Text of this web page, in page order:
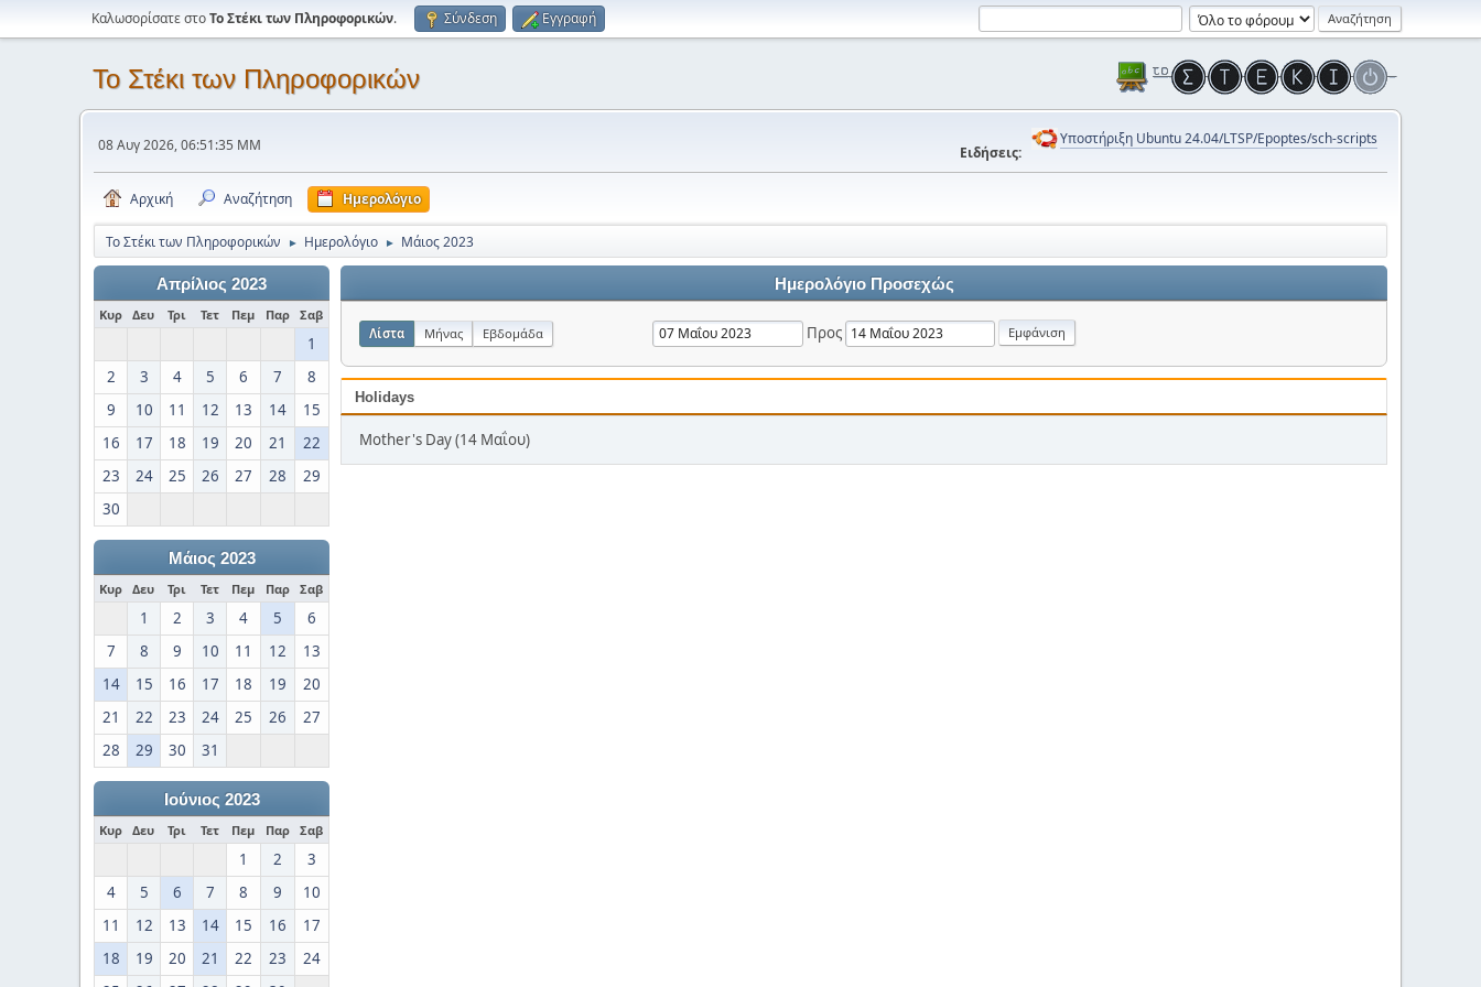
Καλωσορίσατε στοΤο Στέκι των Πληροφορικών. Σύνδεση Εγγραφή
Το Στέκι των Πληροφορικών
08 Αυγ 2026, 06:51:35 ΜΜ Ειδήσεις:
Υποστήριξη Ubuntu 24.04/LTSP/Epoptes/sch-scripts
Αρχική Αναζήτηση Ημερολόγιο
Το Στέκι των Πληροφορικών ► Ημερολόγιο ► Μάιος 2023
Απρίλιος 2023
Κυρ Δευ Τρι Τετ Πεμ Παρ Σαβ
1
2
3 4 5 6 7
8
9
10 11 12 13 14
15
16
17 18 19 20 21
22
23
24 25 26 27 28
29
30
Μάιος 2023
Κυρ Δευ Τρι Τετ Πεμ Παρ Σαβ
1 2 3 4 5
6
7
8 9 10 11 12
13
14
15 16 17 18 19
20
21
22 23 24 25 26
27
28
29 30 31
Ιούνιος 2023
Κυρ Δευ Τρι Τετ Πεμ Παρ Σαβ
1 2
3
4
5 6 7 8 9
10
11
12 13 14 15 16
17
18
19 20 21 22 23
24
Ημερολόγιο Προσεχώς
Λίστα Μήνας Εβδομάδα Προς
Holidays
Mother's Day (14 Μαΐου)